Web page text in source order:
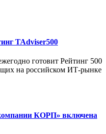
TAdviser500
готовит Рейтинг 500
на российском ИТ-рынке
КОРП» включена